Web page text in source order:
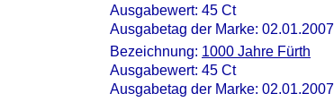
Ausgabewert: 45 Ct
Ausgabetag der Marke: 02.01.2007
Bezeichnung: 1000 Jahre Fürth
Ausgabewert: 45 Ct
Ausgabetag der Marke: 02.01.2007